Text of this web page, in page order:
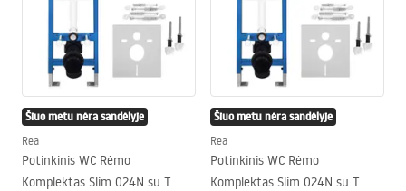
Šiuo metu nėra sandėlyje
Rea
Potinkinis WC Rėmo
Komplektas Slim 024N su T
Šiuo metu nėra sandėlyje
Rea
Potinkinis WC Rėmo
Komplektas Slim 024N su T